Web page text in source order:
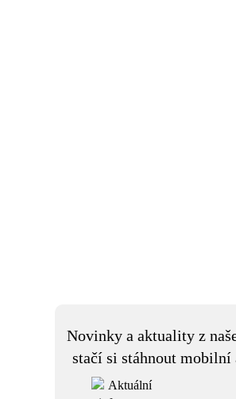
Novinky a aktuality z
stačí si stáhnout